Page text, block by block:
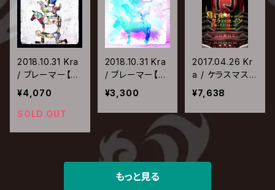
2018.10.31 Kra
/ ブレーマー【初
回限定盤】
¥4,070
SOLD OUT
2018.10.31 Kra
/ ブレーマー【通
常盤】
¥3,300
2017.04.26 Kr
a / ケラスマス・
イヴ ～今夜はキ
ミと過ごしたい
～ @2016.12.2
4 浅草公会堂
¥7,638
もっと見る